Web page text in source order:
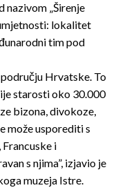
nazivom „Širenje
lokalitet
tim pod
Hrvatske. To
starosti oko 30.000
bizona, divokoze,
može usporediti s
i
s njima”, izjavio je
muzeja Istre.